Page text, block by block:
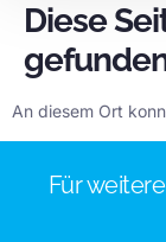
Diese
An diesem Ort
Für